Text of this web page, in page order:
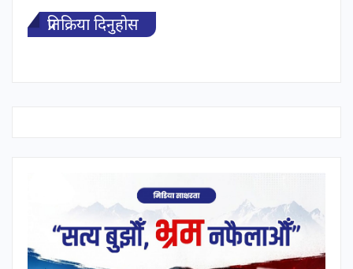
प्रतिक्रिया दिनुहोस